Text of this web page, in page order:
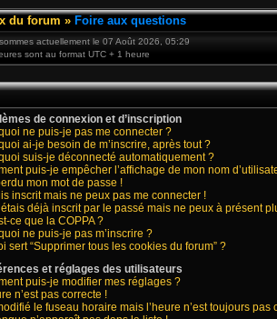
du forum » Foire aux questions
actuellement le 07 Août 2026, 05:29
sont au format UTC + 1 heure
de connexion et d’inscription
ne puis-je pas me connecter ?
ai-je besoin de m’inscrire, après tout ?
suis-je déconnecté automatiquement ?
puis-je empêcher l’affichage de mon nom
mon mot de passe !
inscrit mais ne peux pas me connecter !
déjà inscrit par le passé mais ne peux à présent
ce que la COPPA ?
ne puis-je pas m’inscrire ?
sert “Supprimer tous les cookies du forum” ?
et réglages des utilisateurs
puis-je modifier mes réglages ?
n’est pas correcte !
le fuseau horaire mais l’heure n’est toujours pas